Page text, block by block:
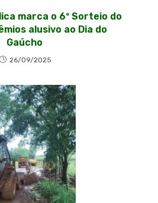
marca o 6º Sorteio do
alusivo ao Dia do
Gaúcho
26/09/2025